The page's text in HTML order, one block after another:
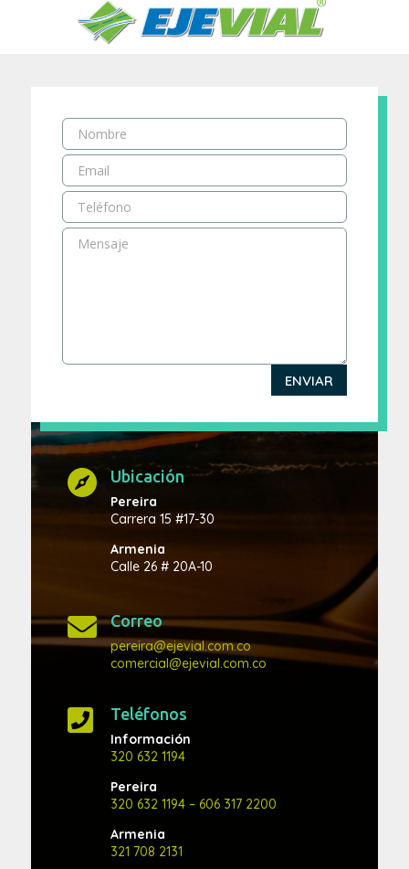
ENVIAR
 Ubicación
Pereira
Carrera 15 #17-30
Armenia
Calle 26 # 20A-10
 Correo
pereira@ejevial.com.co
comercial@ejevial.com.co
 Teléfonos
Información
320 632 1194
Pereira
320 632 1194– 606 317 2200
Armenia
321 708 2131